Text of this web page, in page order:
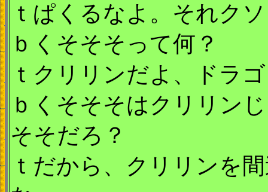
ｔぱくるなよ。それク
ｂくそそそって何？
ｔクリリンだよ、ドラ
ｂくそそそはクリリン
そそだろ？
ｔだから、クリリンを